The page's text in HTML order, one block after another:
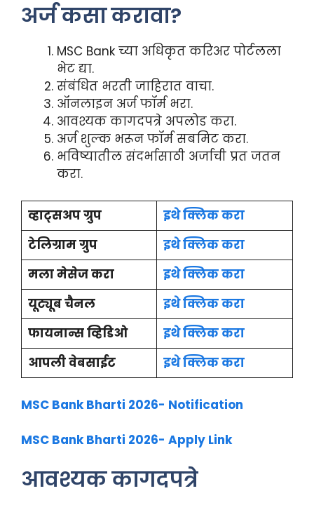
अर्ज कसा करावा?
MSC Bank च्या अधिकृत करिअर पोर्टलला
भेट द्या.
संबंधित भरती जाहिरात वाचा.
ऑनलाइन अर्ज फॉर्म भरा.
आवश्यक कागदपत्रे अपलोड करा.
अर्ज शुल्क भरून फॉर्म सबमिट करा.
भविष्यातील संदर्भासाठी अर्जाची प्रत जतन
करा.
व्हाट्सअप ग्रुप
इथे क्लिक करा
टेलिग्राम ग्रुप
इथे क्लिक करा
मला मेसेज करा
इथे क्लिक करा
यूट्यूब चैनल
इथे क्लिक करा
फायनान्स व्हिडिओ
इथे क्लिक करा
आपली वेबसाईट
इथे क्लिक करा
MSC Bank Bharti 2026- Notification
MSC Bank Bharti 2026- Apply Link
आवश्यक कागदपत्रे